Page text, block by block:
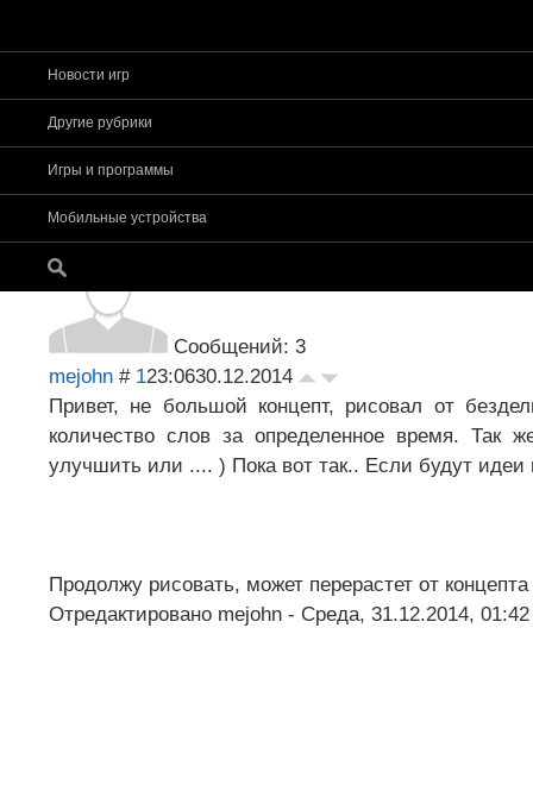
Новости игр
Другие рубрики
Игры и программы
Мобильные устройства
Страница
Форум app-s » Основное » Общие темы об iOS-
(Концепт)
Word app
Сообщений: 3
mejohn # 123:0630.12.2014
Привет, не большой концепт, рисовал от
количество слов за определенное время. Так
улучшить или .... ) Пока вот так.. Если будут
Продолжу рисовать, может перерастет от
Отредактировано mejohn - Среда, 31.12.2014, 01:42